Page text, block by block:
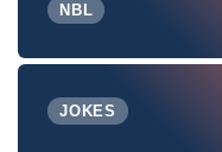
NBL
JOKES